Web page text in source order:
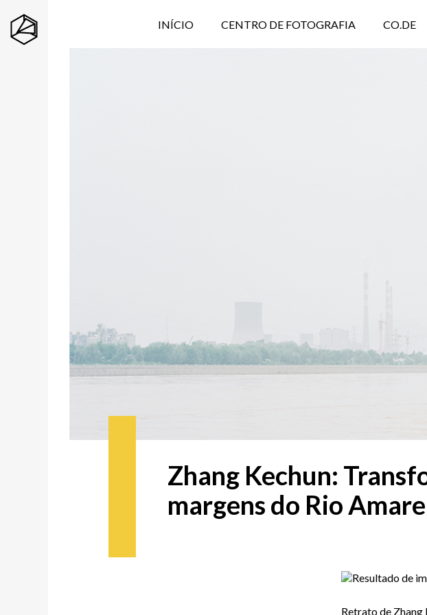
INÍCIO CENTRO DE FOTOGRAFIA CO.DE
Zhang Kechun:
margens do Rio
Retrato de Zhang